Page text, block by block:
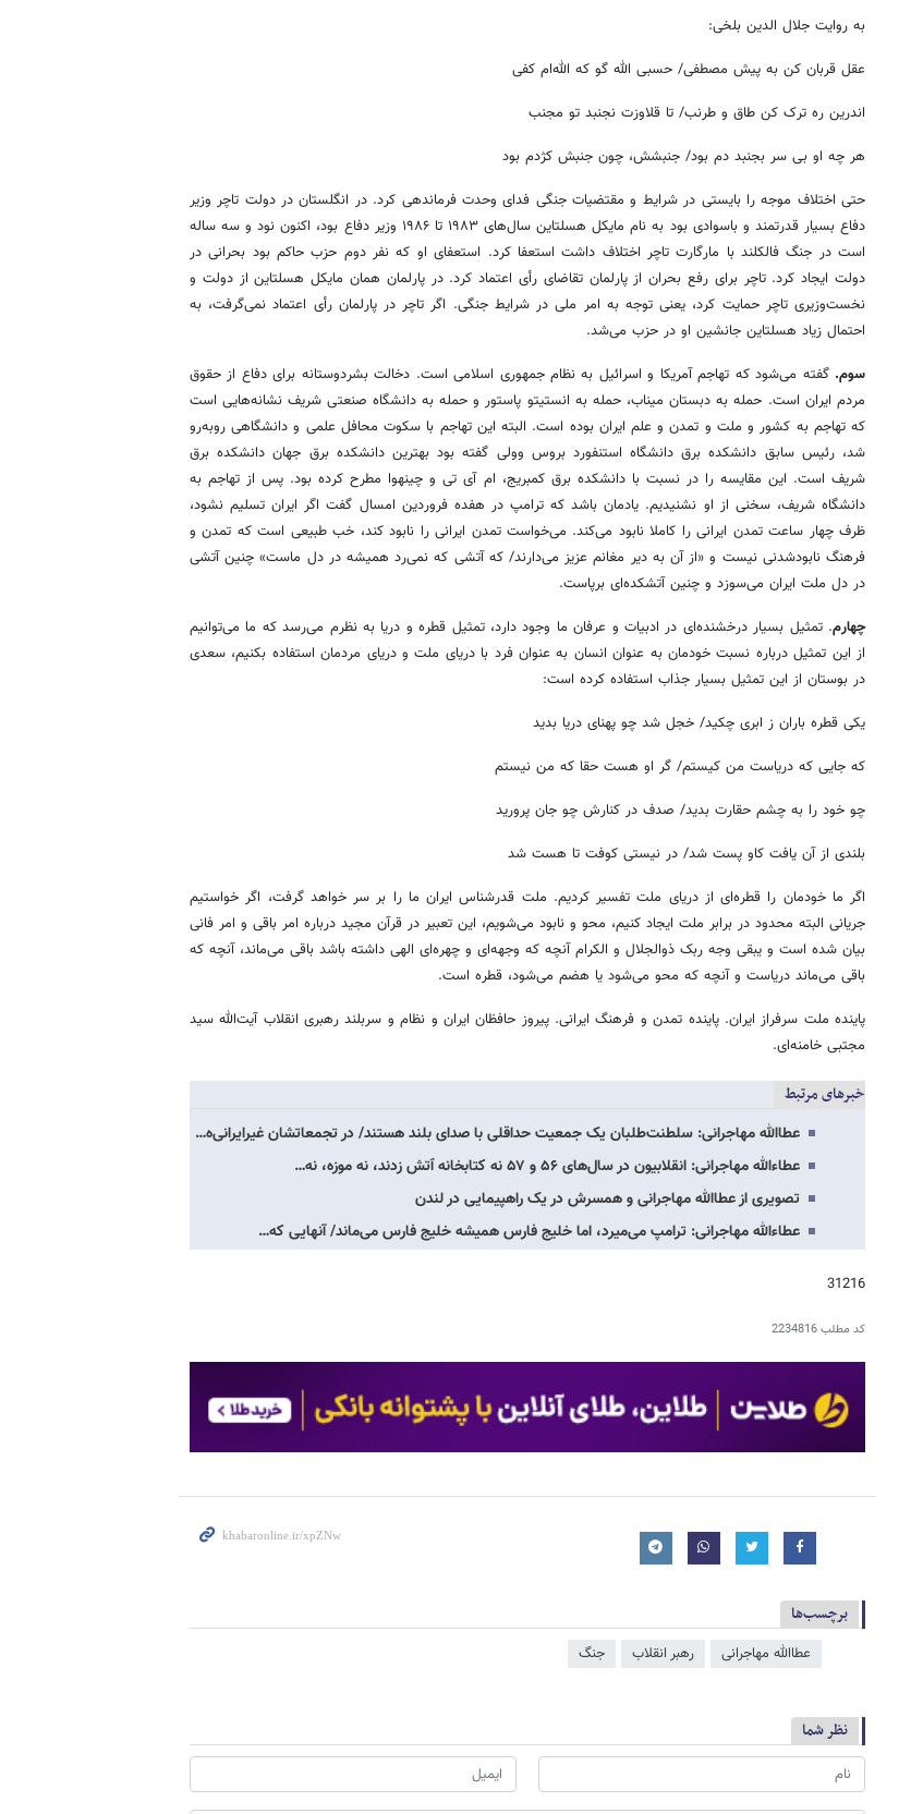
به روایت جلال الدین بلخی:
عقل قربان کن به پیش مصطفی/ حسبی الله گو که الله‌ام کفی
اندرین ره ترک کن طاق و طرنب/ تا قلاوزت نجنبد تو مجنب
هر چه او بی سر بجنبد دم بود/ جنبشش، چون جنبش کژدم بود
حتی اختلاف موجه را بایستی در شرایط و مقتضیات جنگی فدای وحدت فرماندهی کرد. در انگلستان در دولت تاچر وزیر
دفاع بسیار قدرتمند و باسوادی بود به نام مایکل هسلتاین سال‌های ۱۹۸۳ تا ۱۹۸۶ وزیر دفاع بود، اکنون نود و سه ساله
است در جنگ فالکلند با مارگارت تاچر اختلاف داشت استعفا کرد. استعفای او که نفر دوم حزب حاکم بود بحرانی در
دولت ایجاد کرد. تاچر برای رفع بحران از پارلمان تقاضای رأی اعتماد کرد. در پارلمان همان مایکل هسلتاین از دولت و
نخست‌وزیری تاچر حمایت کرد، یعنی توجه به امر ملی در شرایط جنگی. اگر تاچر در پارلمان رأی اعتماد نمی‌گرفت، به
احتمال زیاد هسلتاین جانشین او در حزب می‌شد.
سوم.گفته می‌شود که تهاجم آمریکا و اسرائیل به نظام جمهوری اسلامی است. دخالت بشردوستانه برای دفاع از حقوق
مردم ایران است. حمله به دبستان میناب، حمله به انستیتو پاستور و حمله به دانشگاه صنعتی شریف نشانه‌هایی است
که تهاجم به کشور و ملت و تمدن و علم ایران بوده است. البته این تهاجم با سکوت محافل علمی و دانشگاهی روبه‌رو
شد، رئیس سابق دانشکده برق دانشگاه استنفورد بروس وولی گفته بود بهترین دانشکده برق جهان دانشکده برق
شریف است. این مقایسه را در نسبت با دانشکده برق کمبریج،‌ ام آی تی و چینهوا مطرح کرده بود. پس از تهاجم به
دانشگاه شریف، سخنی از او نشنیدیم. یادمان باشد که ترامپ در هفده فروردین امسال گفت اگر ایران تسلیم نشود،
ظرف چهار ساعت تمدن ایرانی را کاملا نابود می‌کند. می‌خواست تمدن ایرانی را نابود کند، خب طبیعی است که تمدن و
فرهنگ نابودشدنی نیست و «از آن به دیر مغانم عزیز می‌دارند/ که آتشی که نمی‌رد همیشه در دل ماست» چنین آتشی
در دل ملت ایران می‌سوزد و چنین آتشکده‌ای برپاست.
چهارم. تمثیل بسیار درخشنده‌ای در ادبیات و عرفان ما وجود دارد، تمثیل قطره و دریا به نظرم می‌رسد که ما می‌توانیم
از این تمثیل درباره نسبت خودمان به عنوان انسان به عنوان فرد با دریای ملت و دریای مردمان استفاده بکنیم، سعدی
در بوستان از این تمثیل بسیار جذاب استفاده کرده است:
یکی قطره باران ز ابری چکید/ خجل شد چو پهنای دریا بدید
که جایی که دریاست من کیستم/ گر او هست حقا که من نیستم
چو خود را به چشم حقارت بدید/ صدف در کنارش چو جان پرورید
بلندی از آن یافت کاو پست شد/ در نیستی کوفت تا هست شد
اگر ما خودمان را قطره‌ای از دریای ملت تفسیر کردیم. ملت قدرشناس ایران ما را بر سر خواهد گرفت، اگر خواستیم
جریانی البته محدود در برابر ملت ایجاد کنیم، محو و نابود می‌شویم، این تعبیر در قرآن مجید درباره امر باقی و امر فانی
بیان شده است و یبقی وجه ربک ذوالجلال و الکرام آنچه که وجهه‌ای و چهره‌ای الهی داشته باشد باقی می‌ماند، آنچه که
باقی می‌ماند دریاست و آنچه که محو می‌شود یا هضم می‌شود، قطره است.
پاینده ملت سرفراز ایران. پاینده تمدن و فرهنگ ایرانی. پیروز حافظان ایران و نظام و سربلند رهبری انقلاب آیت‌الله سید
مجتبی خامنه‌ای.
خبرهای مرتبط
عطاالله مهاجرانی: سلطنت‌طلبان یک جمعیت حداقلی با صدای بلند هستند/ در تجمعاتشان غیرایرانی‌ه…
عطاءالله مهاجرانی: انقلابیون در سال‌های ۵۶ و ۵۷ نه کتابخانه ٱتش زدند، نه موزه، نه…
تصویری از عطاالله مهاجرانی و همسرش در یک راهپیمایی در لندن
عطاءالله مهاجرانی: ترامپ می‌میرد، اما خلیج فارس همیشه خلیج فارس می‌ماند/ آنهایی که…
31216
کد مطلب2234816
برچسب‌ها
عطاالله مهاجرانی رهبر انقلاب جنگ
نظر شما